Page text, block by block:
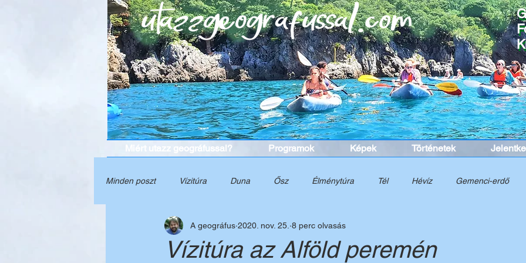
Miért utazz geográfussal? Programok Képek Történetek
Minden poszt Vízitúra Duna Ősz Élménytúra Tél Hévíz Gemenci-erdő
Természet Történelem Túra Tavasz
Vízitúra az Alföld peremén
A geográfus 2020. nov. 25. 8 perc olvasás